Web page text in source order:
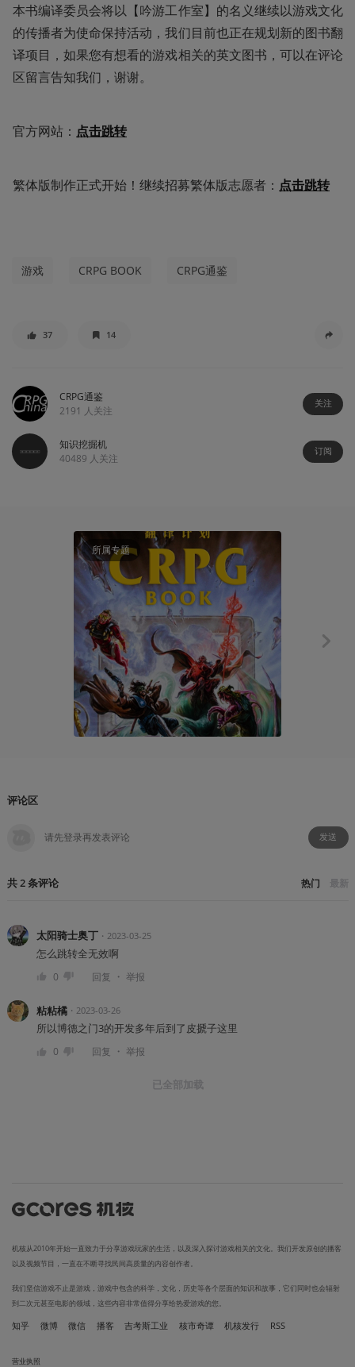
本书编译委员会将以【吟游工作室】的名义继续以游戏文化
的传播者为使命保持活动，我们目前也正在规划新的图书翻
译项目，如果您有想看的游戏相关的英文图书，可以在评论
区留言告知我们，谢谢。
官方网站： 点击跳转
繁体版制作正式开始！继续招募繁体版志愿者： 点击跳转
游戏 CRPG BOOK CRPG通鉴
37 14
CRPG通鉴
2191 人关注
关注
知识挖掘机
40489 人关注
订阅
所属专题
评论区
发送
共2条评论 热门 最新
太阳骑士奥丁・ 2023-03-25
怎么跳转全无效啊
0 回复 ・ 举报
粘粘橘・ 2023-03-26
所以博德之门3的开发多年后到了皮搋子这里
0 回复 ・ 举报
已全部加载
机核从2010年开始一直致力于分享游戏玩家的生活，以及深入探讨游戏相关的文化。我们开发原创的播客
以及视频节目，一直在不断寻找民间高质量的内容创作者。
我们坚信游戏不止是游戏，游戏中包含的科学，文化，历史等各个层面的知识和故事，它们同时也会辐射
到二次元甚至电影的领域，这些内容非常值得分享给热爱游戏的您。
知乎 微博 微信 播客 吉考斯工业 核市奇谭 机核发行 RSS
营业执照